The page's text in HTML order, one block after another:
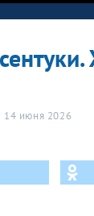
14 июня 2026